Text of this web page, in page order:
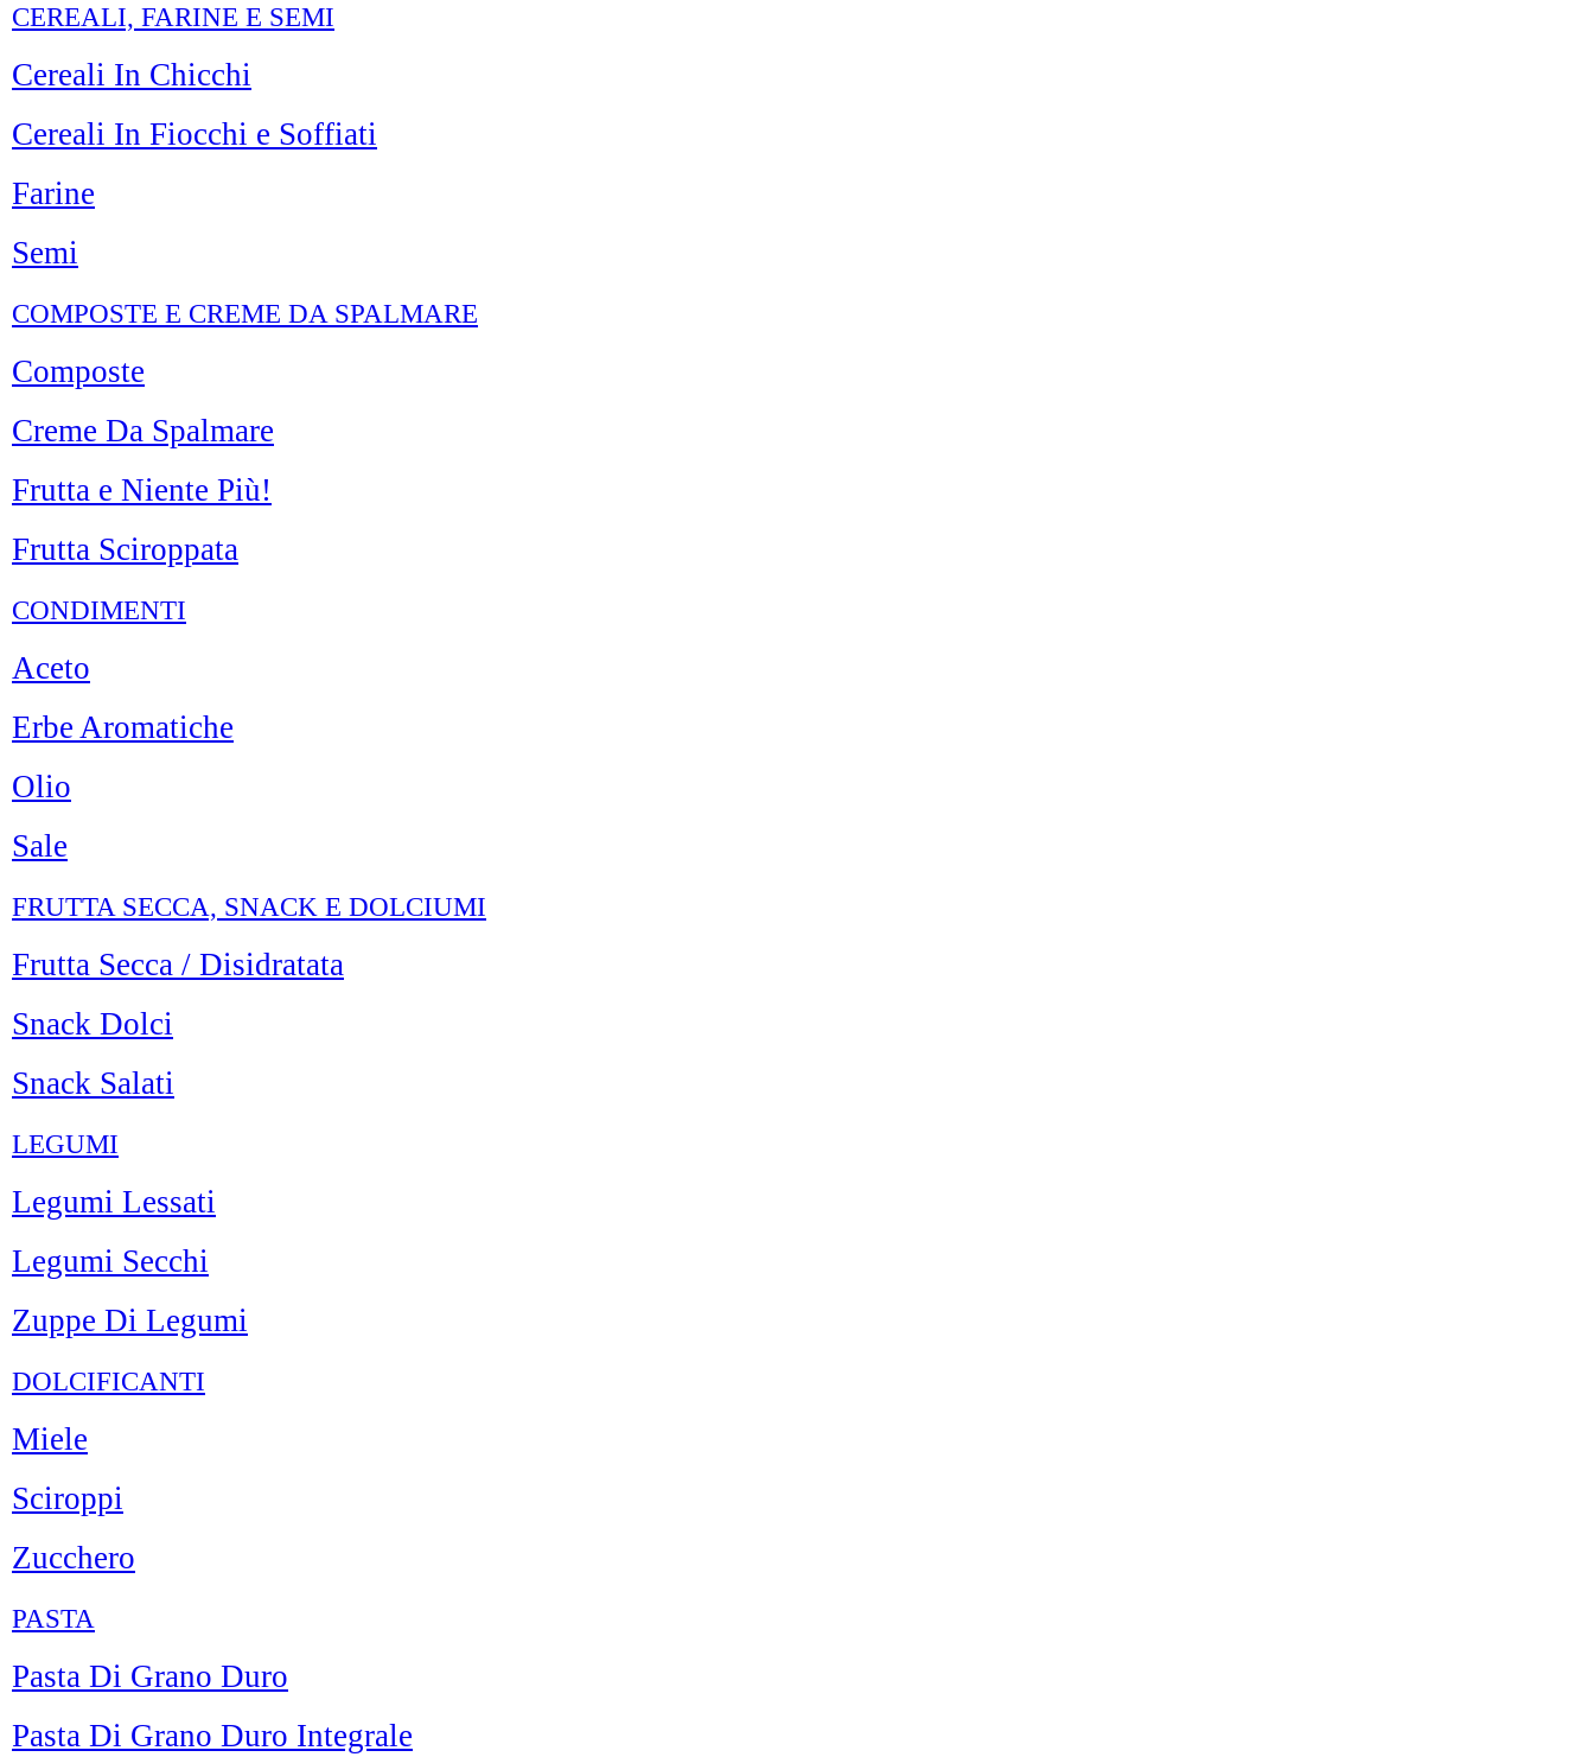
CEREALI, FARINE E SEMI
Cereali In Chicchi
Cereali In Fiocchi e Soffiati
Farine
Semi
COMPOSTE E CREME DA SPALMARE
Composte
Creme Da Spalmare
Frutta e Niente Più!
Frutta Sciroppata
CONDIMENTI
Aceto
Erbe Aromatiche
Olio
Sale
FRUTTA SECCA, SNACK E DOLCIUMI
Frutta Secca / Disidratata
Snack Dolci
Snack Salati
LEGUMI
Legumi Lessati
Legumi Secchi
Zuppe Di Legumi
DOLCIFICANTI
Miele
Sciroppi
Zucchero
PASTA
Pasta Di Grano Duro
Pasta Di Grano Duro Integrale